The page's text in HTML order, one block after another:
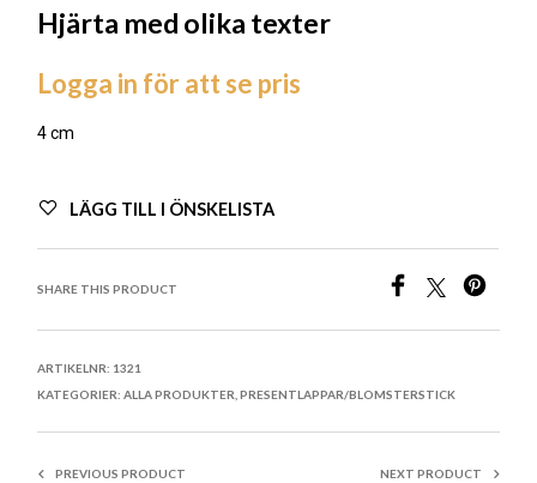
Hjärta med olika texter
Logga in för att se pris
4 cm
LÄGG TILL I ÖNSKELISTA
SHARE THIS PRODUCT
ARTIKELNR: 1321
KATEGORIER:ALLA PRODUKTER ,PRESENTLAPPAR/BLOMSTERSTICK
PREVIOUS PRODUCT NEXT PRODUCT